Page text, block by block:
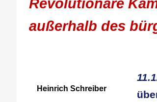
[ 7. April 2026 ]
[ 6. April 2026 ]
außerhalb des
Heinrich Schreiber